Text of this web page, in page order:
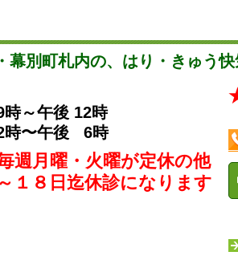
幕別町札内の、はり・きゅう
～午後 12時
時〜午後 6時
週月曜・火曜が定休の他
１８日迄休診になります